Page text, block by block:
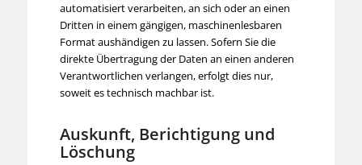
automatisiert verarbeiten, an sich oder an einen
Dritten in einem gängigen, maschinenlesbaren
Format aushändigen zu lassen. Sofern Sie die
direkte Übertragung der Daten an einen anderen
Verantwortlichen verlangen, erfolgt dies nur,
soweit es technisch machbar ist.
Auskunft, Berichtigung und
Löschung